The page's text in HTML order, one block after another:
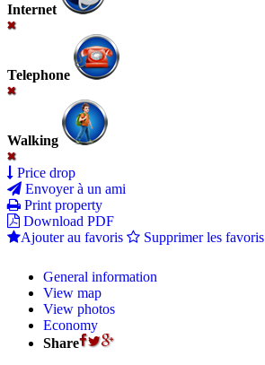
Internet
Telephone
Walking
Price drop
Envoyer à un ami
Print property
Download PDF
Ajouter au favoris
Supprimer les favoris
General information
View map
View photos
Economy
Share